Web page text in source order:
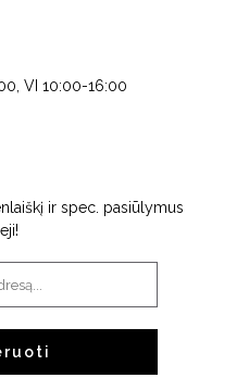
VI 10:00-16:00
ir spec. pasiūlymus